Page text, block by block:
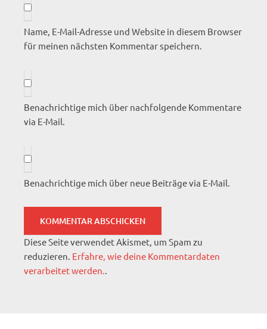
Name, E-Mail-Adresse und Website in diesem Browser
für meinen nächsten Kommentar speichern.
Benachrichtige mich über nachfolgende Kommentare
via E-Mail.
Benachrichtige mich über neue Beiträge via E-Mail.
Diese Seite verwendet Akismet, um Spam zu
reduzieren. Erfahre, wie deine Kommentardaten
verarbeitet werden..